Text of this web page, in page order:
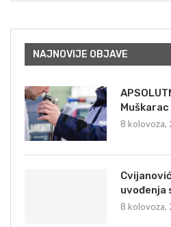
NAJNOVIJE OBJAVE
Muškarac
8 kolovoza,
uvođenja
8 kolovoza,